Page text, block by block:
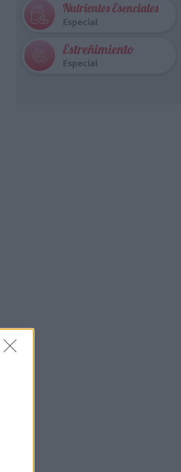
Nutrientes Esenciales
Especial
Estreñimiento
Especial